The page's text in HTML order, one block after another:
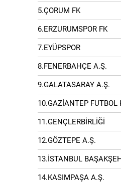
5.ÇORUM FK
6.ERZURUMSPOR FK
7.EYÜPSPOR
8.FENERBAHÇE A.Ş.
9.GALATASARAY A.Ş.
10.GAZİANTEP FUTBOL
11.GENÇLERBİRLİĞİ
12.GÖZTEPE A.Ş.
13.İSTANBUL
14.KASIMPAŞA A.Ş.